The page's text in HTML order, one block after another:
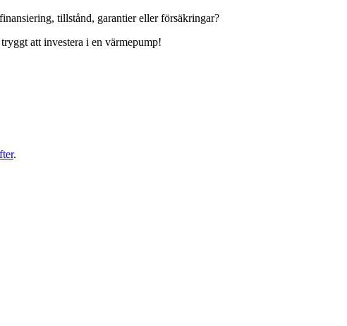
tillstånd, garantier eller försäkringar?
att investera i en värmepump!
.